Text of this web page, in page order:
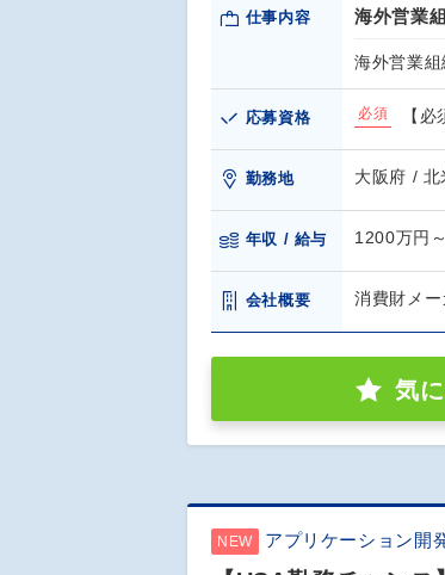
仕事内容 海外営業
海外営業
応募資格 必須 【
勤務地 大阪府 / 北
年収 / 給与 1200万円
会社概要 消費財メー
気
NEW アプリケーション開